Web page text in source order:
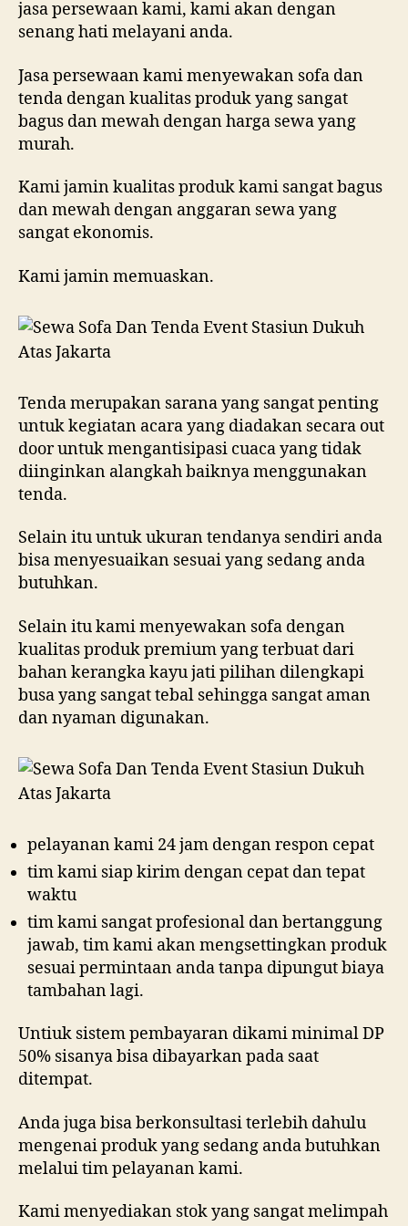
jasa persewaan kami, kami akan dengan
senang hati melayani anda.
Jasa persewaan kami menyewakan sofa dan
tenda dengan kualitas produk yang sangat
bagus dan mewah dengan harga sewa yang
murah.
Kami jamin kualitas produk kami sangat bagus
dan mewah dengan anggaran sewa yang
sangat ekonomis.
Kami jamin memuaskan.
Tenda merupakan sarana yang sangat penting
untuk kegiatan acara yang diadakan secara out
door untuk mengantisipasi cuaca yang tidak
diinginkan alangkah baiknya menggunakan
tenda.
Selain itu untuk ukuran tendanya sendiri anda
bisa menyesuaikan sesuai yang sedang anda
butuhkan.
Selain itu kami menyewakan sofa dengan
kualitas produk premium yang terbuat dari
bahan kerangka kayu jati pilihan dilengkapi
busa yang sangat tebal sehingga sangat aman
dan nyaman digunakan.
pelayanan kami 24 jam dengan respon cepat
tim kami siap kirim dengan cepat dan tepat
waktu
tim kami sangat profesional dan bertanggung
jawab, tim kami akan mengsettingkan produk
sesuai permintaan anda tanpa dipungut biaya
tambahan lagi.
Untiuk sistem pembayaran dikami minimal DP
50% sisanya bisa dibayarkan pada saat
ditempat.
Anda juga bisa berkonsultasi terlebih dahulu
mengenai produk yang sedang anda butuhkan
melalui tim pelayanan kami.
Kami menyediakan stok yang sangat melimpah